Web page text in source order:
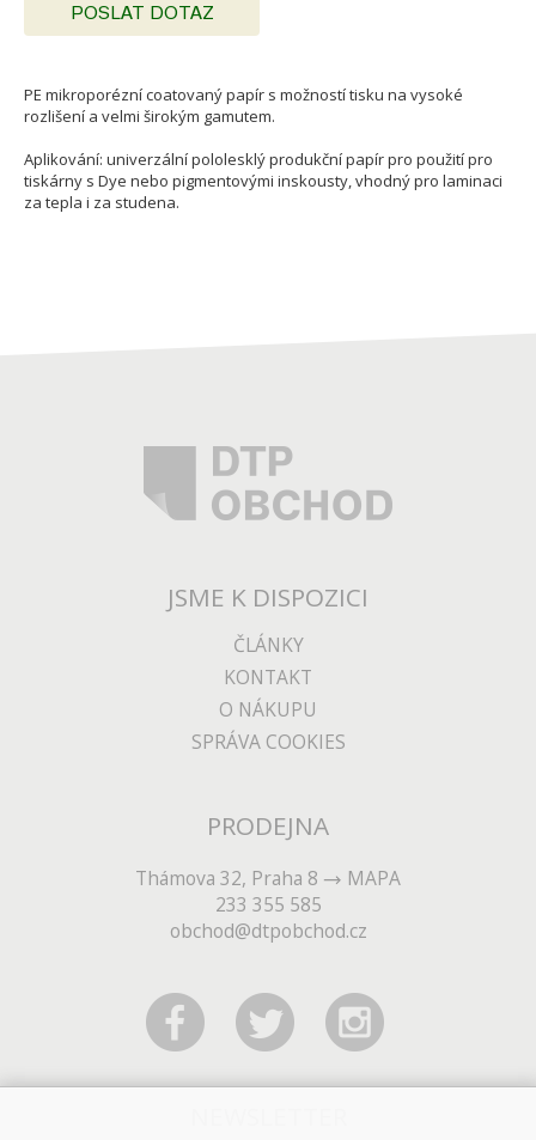
POSLAT DOTAZ
PE mikroporézní coatovaný papír s možností tisku na vysoké
rozlišení a velmi širokým gamutem.
Aplikování: univerzální pololesklý produkční papír pro použití pro
tiskárny s Dye nebo pigmentovými inskousty, vhodný pro laminaci
za tepla i za studena.
JSME K DISPOZICI
ČLÁNKY
KONTAKT
O NÁKUPU
SPRÁVA COOKIES
PRODEJNA
Thámova 32, Praha 8
MAPA
233 355 585
obchod@dtpobchod.cz